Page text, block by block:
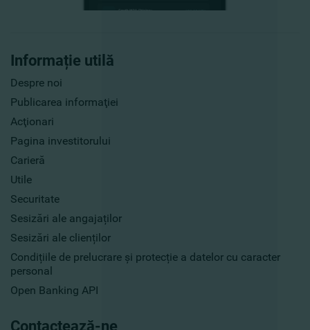
Informație utilă
Despre noi
Publicarea informaţiei
Acţionari
Pagina investitorului
Carieră
Utile
Securitate
Sesizări ale angajaților
Sesizări ale clienților
Condițiile de prelucrare și protecție a datelor cu caracter
personal
Open Banking API
Contactează-ne